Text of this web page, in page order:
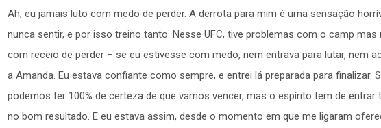
Ah, eu jamais luto com medo de perder. A derrota para mim é uma sensação
nunca sentir, e por isso treino tanto. Nesse UFC, tive problemas com o camp
com receio de perder – se eu estivesse com medo, nem entrava para lutar, nem
a Amanda. Eu estava confiante como sempre, e entrei lá preparada para finalizar.
podemos ter 100% de certeza de que vamos vencer, mas o espírito tem de entrar
no bom resultado. E eu estava assim, desde o momento em que me ligaram